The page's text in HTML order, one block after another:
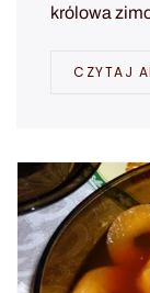
królowa
CZYTAJ